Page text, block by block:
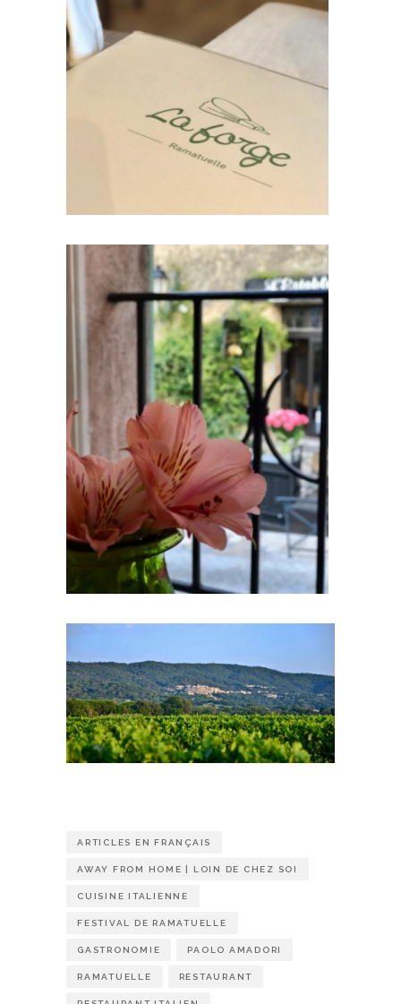
ARTICLES EN FRANÇAIS
AWAY FROM HOME | LOIN DE CHEZ SOI
CUISINE ITALIENNE
FESTIVAL DE RAMATUELLE
GASTRONOMIE PAOLO AMADORI
RAMATUELLE RESTAURANT